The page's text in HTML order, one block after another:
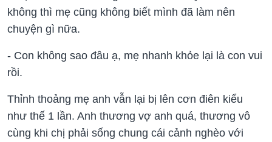
không thì mẹ cũng không biết mình đã làm nên
chuyện gì nữa.
- Con không sao đâu ạ, mẹ nhanh khỏe lại là con vui
rồi.
Thỉnh thoảng mẹ anh vẫn lại bị lên cơn điên kiểu
như thế 1 lần. Anh thương vợ anh quá, thương vô
cùng khi chị phải sống chung cái cảnh nghèo với